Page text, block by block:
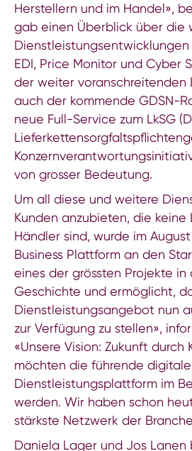
Herstellern und im Handel»,
gab einen Überblick über die
EDI, Price Monitor und Cyber
der weiter voranschreitenden
auch der kommende GDSN-
neue Full-Service zum LkSG
von grosser Bedeutung.
Um all diese und weitere
Kunden anzubieten, die keine
Händler sind, wurde im
Business Plattform an den
eines der grössten Projekte in
Geschichte und ermöglicht,
Dienstleistungsangebot nun
zur Verfügung zu stellen»,
«Unsere Vision: Zukunft durch
möchten die führende digitale
Dienstleistungsplattform im
werden. Wir haben schon
stärkste Netzwerk der
Daniela Lager und Jos